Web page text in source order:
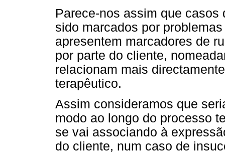
Parece-nos assim que
sido marcados por
apresentem marcadores de
por parte do cliente,
relacionam mais
terapêutico.
Assim consideramos que
modo ao longo do processo
se vai associando à
do cliente, num caso de